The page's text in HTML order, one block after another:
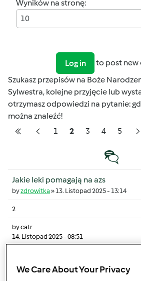
Wyników na stronę:
10
Log in
to post new
Szukasz przepisów na Boże
Sylwestra, kolejne przyjęcie lub
otrzymasz odpowiedzi na pytanie:
można znaleźć!
Pagination
Pierwsza strona
Poprzednia strona
Strona
1 Strona
2 Strona
3 Strona
4 Strona
5
Temat
Jakie leki pomagają na azs
byzdrowitka »13. Listopad 2025 - 13:14
2
bycatr
14. Listopad 2025 - 08:51
We Care About Your Privacy